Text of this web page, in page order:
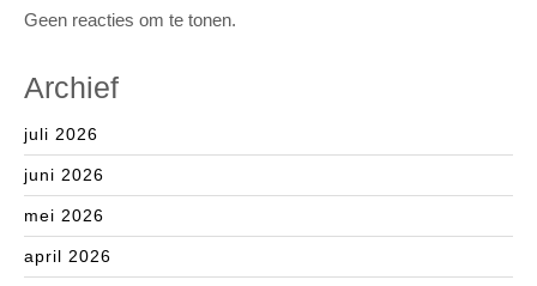
Geen reacties om te tonen.
Archief
juli 2026
juni 2026
mei 2026
april 2026